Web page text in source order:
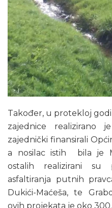
Također, u protekloj
zajednice realizirano
zajednički finansirali
a nosilac istih bila je
ostalih realizirani su
asfaltiranja putnih
Dukići-Maćeša, te
ovih projekata je oko